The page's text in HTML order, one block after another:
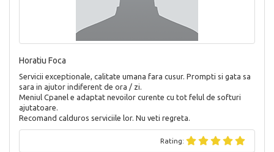
Horatiu Foca
Servicii exceptionale, calitate umana fara cusur. Prompti si gata sa
sara in ajutor indiferent de ora / zi.
Meniul Cpanel e adaptat nevoilor curente cu tot felul de softuri
ajutatoare.
Recomand calduros serviciile lor. Nu veti regreta.
Rating: